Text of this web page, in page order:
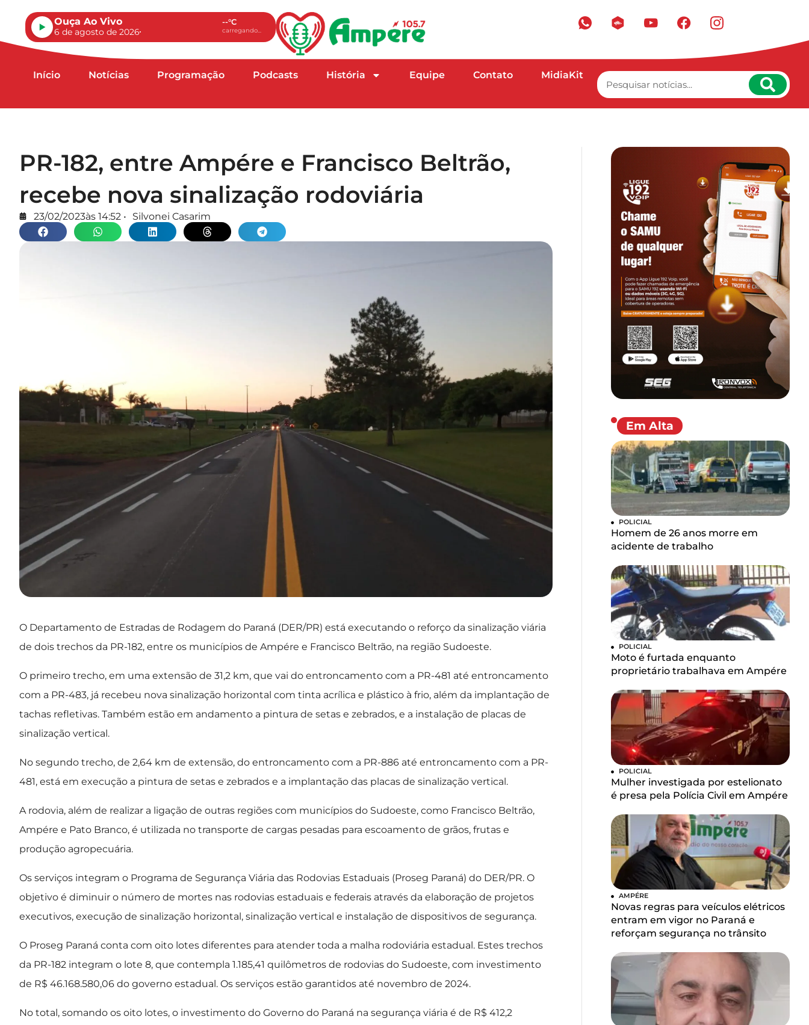
Ouça Ao Vivo
6 de agosto de 2026
--°C
carregando...
Início Notícias Programação Podcasts História Equipe Contato MidiaKit
PR-182, entre Ampére e Francisco Beltrão,
recebe nova sinalização rodoviária
23/02/2023às 14:52 • Silvonei Casarim
O Departamento de Estradas de Rodagem do Paraná (DER/PR) está executando o reforço da sinalização viária
de dois trechos da PR-182, entre os municípios de Ampére e Francisco Beltrão, na região Sudoeste.
O primeiro trecho, em uma extensão de 31,2 km, que vai do entroncamento com a PR-481 até entroncamento
com a PR-483, já recebeu nova sinalização horizontal com tinta acrílica e plástico à frio, além da implantação de
tachas refletivas. Também estão em andamento a pintura de setas e zebrados, e a instalação de placas de
sinalização vertical.
No segundo trecho, de 2,64 km de extensão, do entroncamento com a PR-886 até entroncamento com a PR-
481, está em execução a pintura de setas e zebrados e a implantação das placas de sinalização vertical.
A rodovia, além de realizar a ligação de outras regiões com municípios do Sudoeste, como Francisco Beltrão,
Ampére e Pato Branco, é utilizada no transporte de cargas pesadas para escoamento de grãos, frutas e
produção agropecuária.
Os serviços integram o Programa de Segurança Viária das Rodovias Estaduais (Proseg Paraná) do DER/PR. O
objetivo é diminuir o número de mortes nas rodovias estaduais e federais através da elaboração de projetos
executivos, execução de sinalização horizontal, sinalização vertical e instalação de dispositivos de segurança.
O Proseg Paraná conta com oito lotes diferentes para atender toda a malha rodoviária estadual. Estes trechos
da PR-182 integram o lote 8, que contempla 1.185,41 quilômetros de rodovias do Sudoeste, com investimento
de R$ 46.168.580,06 do governo estadual. Os serviços estão garantidos até novembro de 2024.
No total, somando os oito lotes, o investimento do Governo do Paraná na segurança viária é de R$ 412,2
Em Alta
POLICIAL
Homem de 26 anos morre em
acidente de trabalho
POLICIAL
Moto é furtada enquanto
proprietário trabalhava em Ampére
POLICIAL
Mulher investigada por estelionato
é presa pela Polícia Civil em Ampére
AMPÉRE
Novas regras para veículos elétricos
entram em vigor no Paraná e
reforçam segurança no trânsito